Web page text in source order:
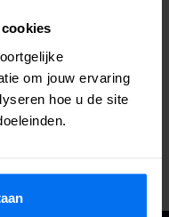
om jouw ervaring
hoe u de site
62